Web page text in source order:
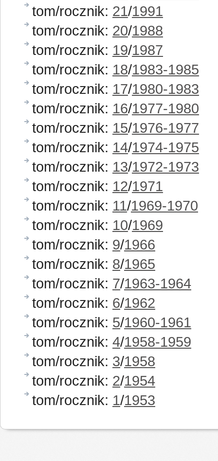
tom/rocznik: 21/1991
tom/rocznik: 20/1988
tom/rocznik: 19/1987
tom/rocznik: 18/1983-1985
tom/rocznik: 17/1980-1983
tom/rocznik: 16/1977-1980
tom/rocznik: 15/1976-1977
tom/rocznik: 14/1974-1975
tom/rocznik: 13/1972-1973
tom/rocznik: 12/1971
tom/rocznik: 11/1969-1970
tom/rocznik: 10/1969
tom/rocznik: 9/1966
tom/rocznik: 8/1965
tom/rocznik: 7/1963-1964
tom/rocznik: 6/1962
tom/rocznik: 5/1960-1961
tom/rocznik: 4/1958-1959
tom/rocznik: 3/1958
tom/rocznik: 2/1954
tom/rocznik: 1/1953